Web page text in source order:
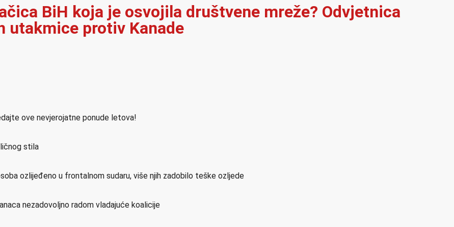
BiH koja je osvojila društvene mreže? Odvjetnica
utakmice protiv Kanade
ove nevjerojatne ponude letova!
stila
ozlijeđeno u frontalnom sudaru, više njih zadobilo teške ozljede
nezadovoljno radom vladajuće koalicije